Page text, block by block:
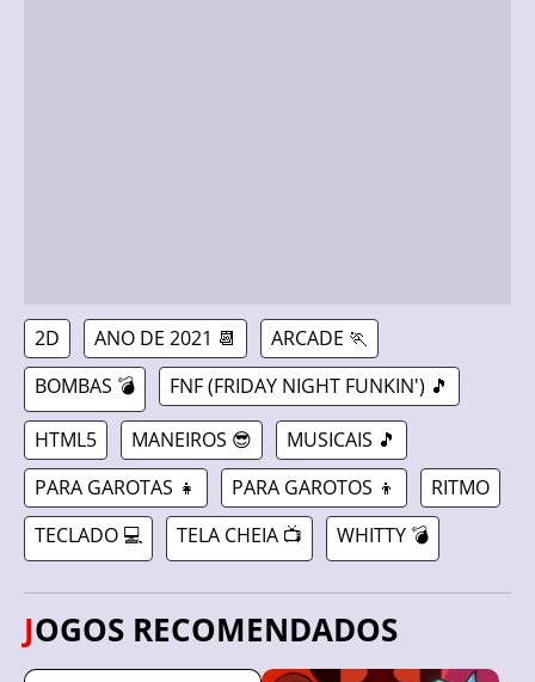
2D ANO DE 2021 📆
ARCADE 🏃
BOMBAS 💣
FNF (FRIDAY NIGHT FUNKIN') 🎵
HTML5 MANEIROS 😎
MUSICAIS 🎵
PARA GAROTAS 👧
PARA GAROTOS 👦
RITMO
TECLADO 💻
TELA CHEIA 📺 WHITTY 💣
JOGOS RECOMENDADOS